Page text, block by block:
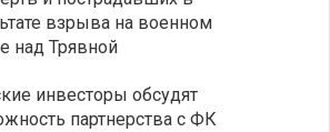
взрыва на военном
над Трявной
инвесторы обсудят
партнерства с ФК